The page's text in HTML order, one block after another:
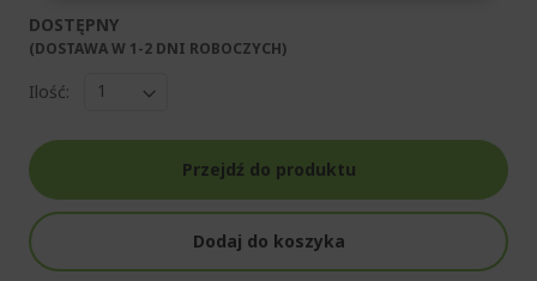
DOSTĘPNY
(DOSTAWA W 1-2 DNI ROBOCZYCH)​
Ilość:
Przejdź do produktu
Dodaj do koszyka